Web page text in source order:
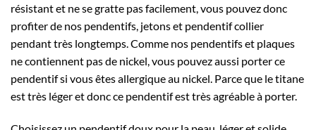
résistant et ne se gratte pas facilement, vous pouvez donc
profiter de nos pendentifs, jetons et pendentif collier
pendant très longtemps. Comme nos pendentifs et plaques
ne contiennent pas de nickel, vous pouvez aussi porter ce
pendentif si vous êtes allergique au nickel. Parce que le titane
est très léger et donc ce pendentif est très agréable à porter.